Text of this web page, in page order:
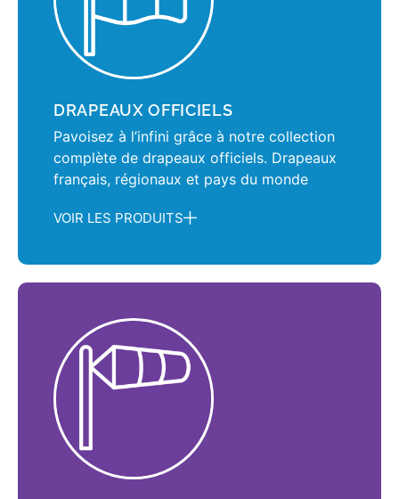
DRAPEAUX OFFICIELS
Pavoisez à l’infini grâce à notre collection
complète de drapeaux officiels. Drapeaux
français, régionaux et pays du monde
VOIR LES PRODUITS